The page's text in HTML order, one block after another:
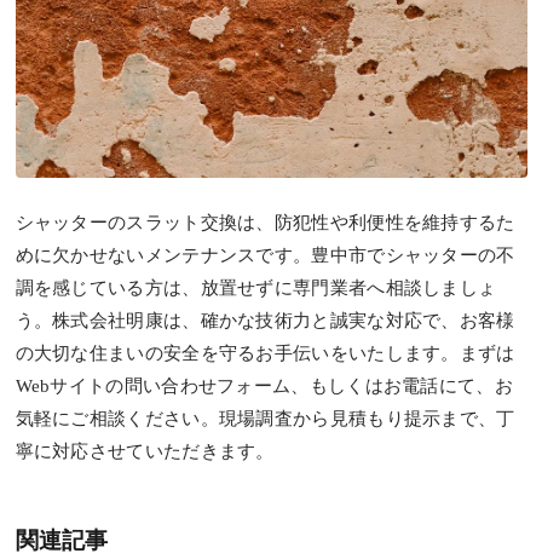
シャッターのスラット交換は、防犯性や利便性を維持するた
めに欠かせないメンテナンスです。豊中市でシャッターの不
調を感じている方は、放置せずに専門業者へ相談しましょ
う。株式会社明康は、確かな技術力と誠実な対応で、お客様
の大切な住まいの安全を守るお手伝いをいたします。まずは
Webサイトの問い合わせフォーム、もしくはお電話にて、お
気軽にご相談ください。現場調査から見積もり提示まで、丁
寧に対応させていただきます。
関連記事